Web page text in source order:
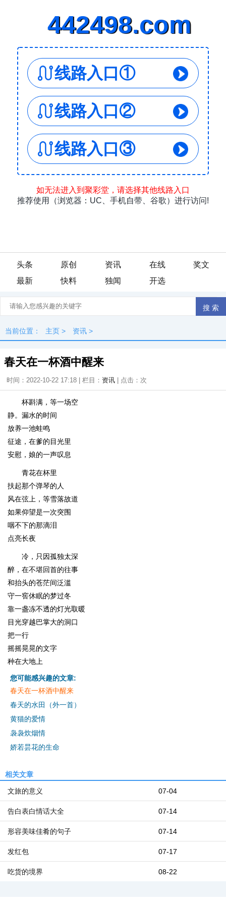
头条 原创 资讯 在线
奖文
最新
快料 独闻 开选
当前位置： 主页 > 资讯 >
春天在一杯酒中醒来
时间：2022-10-22 17:18 | 栏目： 资讯 | 点击： 次
杯斟满，等一场空
静。漏水的时间
放养一池蛙鸣
征途，在爹的目光里
安慰，娘的一声叹息
青花在杯里
扶起那个弹琴的人
风在弦上，等雪落故道
如果仰望是一次突围
咽不下的那滴泪
点亮长夜
冷，只因孤独太深
醉，在不堪回首的往事
和抬头的苍茫间泛滥
守一窖休眠的梦过冬
靠一盏冻不透的灯光取暖
目光穿越巴掌大的洞口
把一行
摇摇晃晃的文字
种在大地上
您可能感兴趣的文章:
春天在一杯酒中醒来
春天的水田（外一首）
黄猫的爱情
袅袅炊烟情
娇若昙花的生命
相关文章
07-04
文旅的意义
07-14
告白表白情话大全
07-14
形容美味佳肴的句子
07-17
发红包
08-22
吃货的境界